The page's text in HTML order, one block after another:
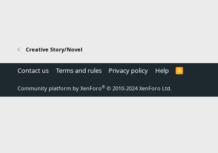
Creative Story/Novel
Contact us Terms and rules Privacy policy Help
R
Community platform by XenForo® © 2010-2024 XenForo Ltd.